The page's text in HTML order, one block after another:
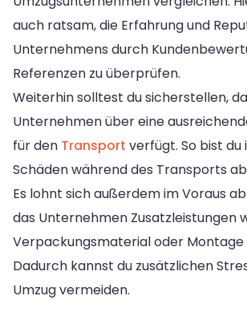
auch ratsam, die Erfahrung und
Unternehmens durch
Referenzen zu überprüfen.
Weiterhin solltest du sicherstellen,
Unternehmen über eine
für den Transport verfügt. So bist du
Schäden während des Transports
Es lohnt sich außerdem im Voraus
das Unternehmen Zusatzleistungen
Verpackungsmaterial oder
Dadurch kannst du zusätzlichen
Umzug vermeiden.